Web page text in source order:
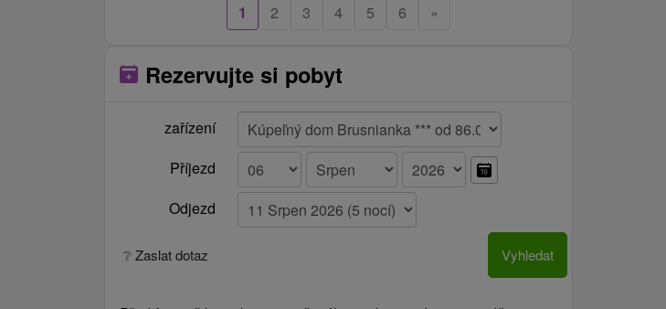
1 2 3 4 5 6 »
Rezervujte si pobyt
zařízení
Příjezd
Odjezd
❔ Zaslat dotaz Vyhledat